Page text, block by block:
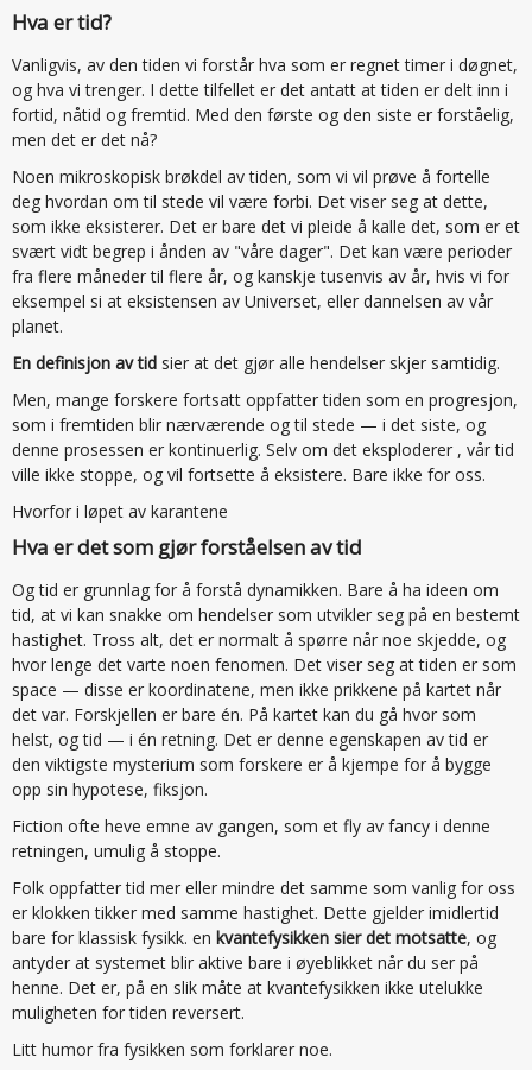
Hva er tid?
Vanligvis, av den tiden vi forstår hva som er regnet timer i døgnet,
og hva vi trenger. I dette tilfellet er det antatt at tiden er delt inn i
fortid, nåtid og fremtid. Med den første og den siste er forståelig,
men det er det nå?
Noen mikroskopisk brøkdel av tiden, som vi vil prøve å fortelle
deg hvordan om til stede vil være forbi. Det viser seg at dette,
som ikke eksisterer. Det er bare det vi pleide å kalle det, som er et
svært vidt begrep i ånden av "våre dager". Det kan være perioder
fra flere måneder til flere år, og kanskje tusenvis av år, hvis vi for
eksempel si at eksistensen av Universet, eller dannelsen av vår
planet.
En definisjon av tid sier at det gjør alle hendelser skjer samtidig.
Men, mange forskere fortsatt oppfatter tiden som en progresjon,
som i fremtiden blir nærværende og til stede — i det siste, og
denne prosessen er kontinuerlig. Selv om det eksploderer , vår tid
ville ikke stoppe, og vil fortsette å eksistere. Bare ikke for oss.
Hvorfor i løpet av karantene
Hva er det som gjør forståelsen av tid
Og tid er grunnlag for å forstå dynamikken. Bare å ha ideen om
tid, at vi kan snakke om hendelser som utvikler seg på en bestemt
hastighet. Tross alt, det er normalt å spørre når noe skjedde, og
hvor lenge det varte noen fenomen. Det viser seg at tiden er som
space — disse er koordinatene, men ikke prikkene på kartet når
det var. Forskjellen er bare én. På kartet kan du gå hvor som
helst, og tid — i én retning. Det er denne egenskapen av tid er
den viktigste mysterium som forskere er å kjempe for å bygge
opp sin hypotese, fiksjon.
Fiction ofte heve emne av gangen, som et fly av fancy i denne
retningen, umulig å stoppe.
Folk oppfatter tid mer eller mindre det samme som vanlig for oss
er klokken tikker med samme hastighet. Dette gjelder imidlertid
bare for klassisk fysikk. en kvantefysikken sier det motsatte, og
antyder at systemet blir aktive bare i øyeblikket når du ser på
henne. Det er, på en slik måte at kvantefysikken ikke utelukke
muligheten for tiden reversert.
Litt humor fra fysikken som forklarer noe.